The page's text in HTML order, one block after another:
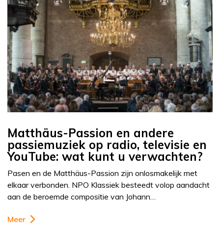
Matthäus-Passion en andere
passiemuziek op radio, televisie en
YouTube: wat kunt u verwachten?
Pasen en de Matthäus-Passion zijn onlosmakelijk met
elkaar verbonden. NPO Klassiek besteedt volop aandacht
aan de beroemde compositie van Johann…
Meer